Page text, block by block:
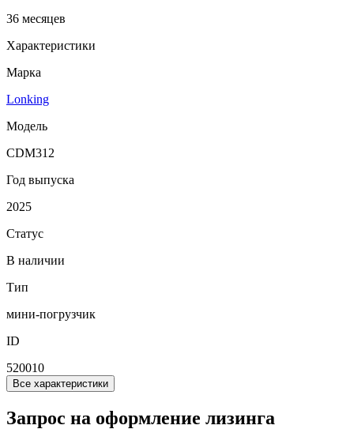
36 месяцев
Характеристики
Марка
Lonking
Модель
CDM312
Год выпуска
2025
Статус
В наличии
Тип
мини-погрузчик
ID
520010
Все характеристики
Запрос на оформление лизинга